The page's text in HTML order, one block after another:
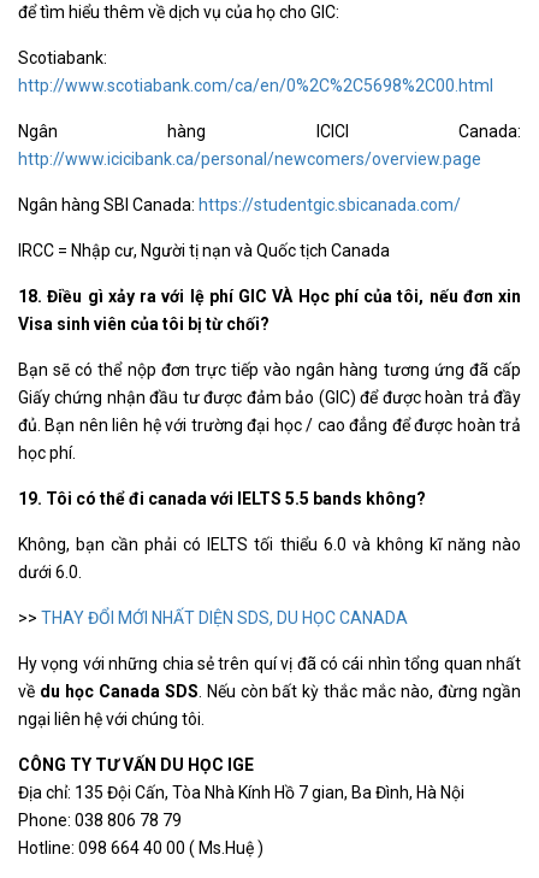
để tìm hiểu thêm về dịch vụ của họ cho GIC:
Scotiabank:
http://www.scotiabank.com/ca/en/0%2C%2C5698%2C00.html
Ngân hàng ICICI Canada:
http://www.icicibank.ca/personal/newcomers/overview.page
Ngân hàng SBI Canada: https://studentgic.sbicanada.com/
IRCC = Nhập cư, Người tị nạn và Quốc tịch Canada
18. Điều gì xảy ra với lệ phí GIC VÀ Học phí của tôi, nếu đơn xin
Visa sinh viên của tôi bị từ chối?
Bạn sẽ có thể nộp đơn trực tiếp vào ngân hàng tương ứng đã cấp
Giấy chứng nhận đầu tư được đảm bảo (GIC) để được hoàn trả đầy
đủ. Bạn nên liên hệ với trường đại học / cao đẳng để được hoàn trả
học phí.
19. Tôi có thể đi canada với IELTS 5.5 bands không?
Không, bạn cần phải có IELTS tối thiểu 6.0 và không kĩ năng nào
dưới 6.0.
>> THAY ĐỔI MỚI NHẤT DIỆN SDS, DU HỌC CANADA
Hy vọng với những chia sẻ trên quí vị đã có cái nhìn tổng quan nhất
về du học Canada SDS . Nếu còn bất kỳ thắc mắc nào, đừng ngần
ngại liên hệ với chúng tôi.
CÔNG TY TƯ VẤN DU HỌC IGE
Địa chỉ: 135 Đội Cấn, Tòa Nhà Kính Hồ 7 gian, Ba Đình, Hà Nội
Phone: 038 806 78 79
Hotline: 098 664 40 00 ( Ms.Huệ )